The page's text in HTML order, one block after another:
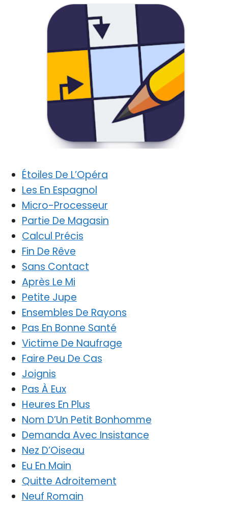
Étoiles De L’Opéra
Les En Espagnol
Micro-Processeur
Partie De Magasin
Calcul Précis
Fin De Rêve
Sans Contact
Après Le Mi
Petite Jupe
Ensembles De Rayons
Pas En Bonne Santé
Victime De Naufrage
Faire Peu De Cas
Joignis
Pas À Eux
Heures En Plus
Nom D’Un Petit Bonhomme
Demanda Avec Insistance
Nez D’Oiseau
Eu En Main
Quitte Adroitement
Neuf Romain